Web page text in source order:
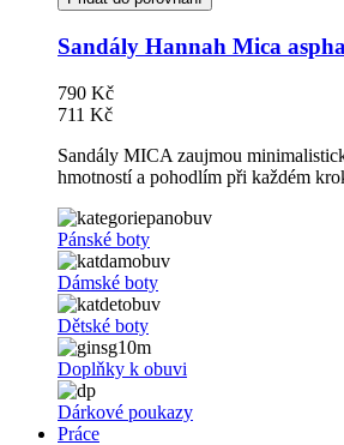
Sandály Hannah Mica
790 Kč
711 Kč
Sandály MICA zaujmou
hmotností a pohodlím při každém
Pánské boty
Dámské boty
Dětské boty
Doplňky k obuvi
Dárkové poukazy
Práce